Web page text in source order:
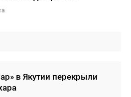
в Якутии перекрыли